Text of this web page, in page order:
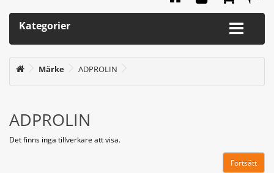
Kategorier
Märke ADPROLIN
ADPROLIN
Det finns inga tillverkare att visa.
Fortsätt